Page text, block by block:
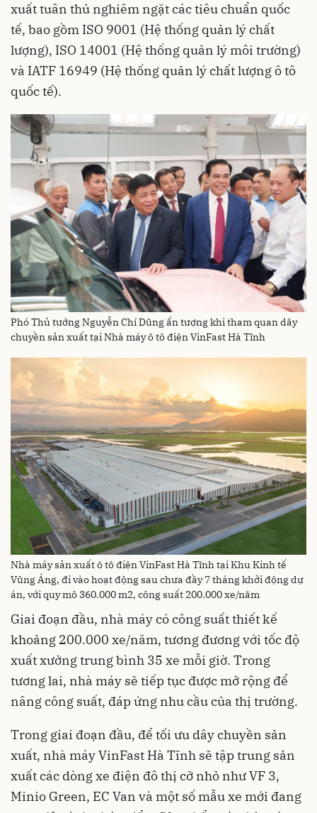
xuất tuân thủ nghiêm ngặt các tiêu chuẩn quốc
tế, bao gồm ISO 9001 (Hệ thống quản lý chất
lượng), ISO 14001 (Hệ thống quản lý môi trường)
và IATF 16949 (Hệ thống quản lý chất lượng ô tô
quốc tế).
Phó Thủ tướng Nguyễn Chí Dũng ấn tượng khi tham quan dây
chuyền sản xuất tại Nhà máy ô tô điện VinFast Hà Tĩnh
Nhà máy sản xuất ô tô điện VinFast Hà Tĩnh tại Khu Kinh tế
Vũng Áng, đi vào hoạt động sau chưa đầy 7 tháng khởi động dự
án, với quy mô 360.000 m2, công suất 200.000 xe/năm
Giai đoạn đầu, nhà máy có công suất thiết kế
khoảng 200.000 xe/năm, tương đương với tốc độ
xuất xưởng trung bình 35 xe mỗi giờ. Trong
tương lai, nhà máy sẽ tiếp tục được mở rộng để
nâng công suất, đáp ứng nhu cầu của thị trường.
Trong giai đoạn đầu, để tối ưu dây chuyền sản
xuất, nhà máy VinFast Hà Tĩnh sẽ tập trung sản
xuất các dòng xe điện đô thị cỡ nhỏ như VF 3,
Minio Green, EC Van và một số mẫu xe mới đang